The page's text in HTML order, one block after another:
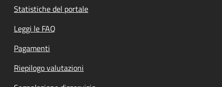
Statistiche del portale
Leggi le FAQ
Pagamenti
Riepilogo valutazioni